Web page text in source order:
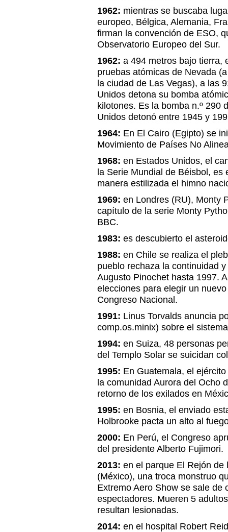
1962: mientras se buscaba
europeo, Bélgica, Alemania,
firman la convención de ESO,
Observatorio Europeo del Sur.
1962: a 494 metros bajo tierra,
pruebas atómicas de Nevada
la ciudad de Las Vegas), a las
Unidos detona su bomba
kilotones. Es la bomba n.º 290
Unidos detonó entre 1945 y
1964: En El Cairo (Egipto) se
Movimiento de Países No
1968: en Estados Unidos, el
la Serie Mundial de Béisbol, es
manera estilizada el himno
1969: en Londres (RU), Monty
capítulo de la serie Monty
BBC.
1983: es descubierto el
1988: en Chile se realiza el
pueblo rechaza la continuidad
Augusto Pinochet hasta 1997.
elecciones para elegir un
Congreso Nacional.
1991: Linus Torvalds anuncia
comp.os.minix) sobre el
1994: en Suiza, 48 personas
del Templo Solar se suicidan
1995: En Guatemala, el
la comunidad Aurora del Ocho
retorno de los exilados en
1995: en Bosnia, el enviado
Holbrooke pacta un alto al
2000: En Perú, el Congreso
del presidente Alberto Fujimori.
2013: en el parque El Rejón de
(México), una troca monstruo
Extremo Aero Show se sale de
espectadores. Mueren 5
resultan lesionadas.
2014: en el hospital Robert